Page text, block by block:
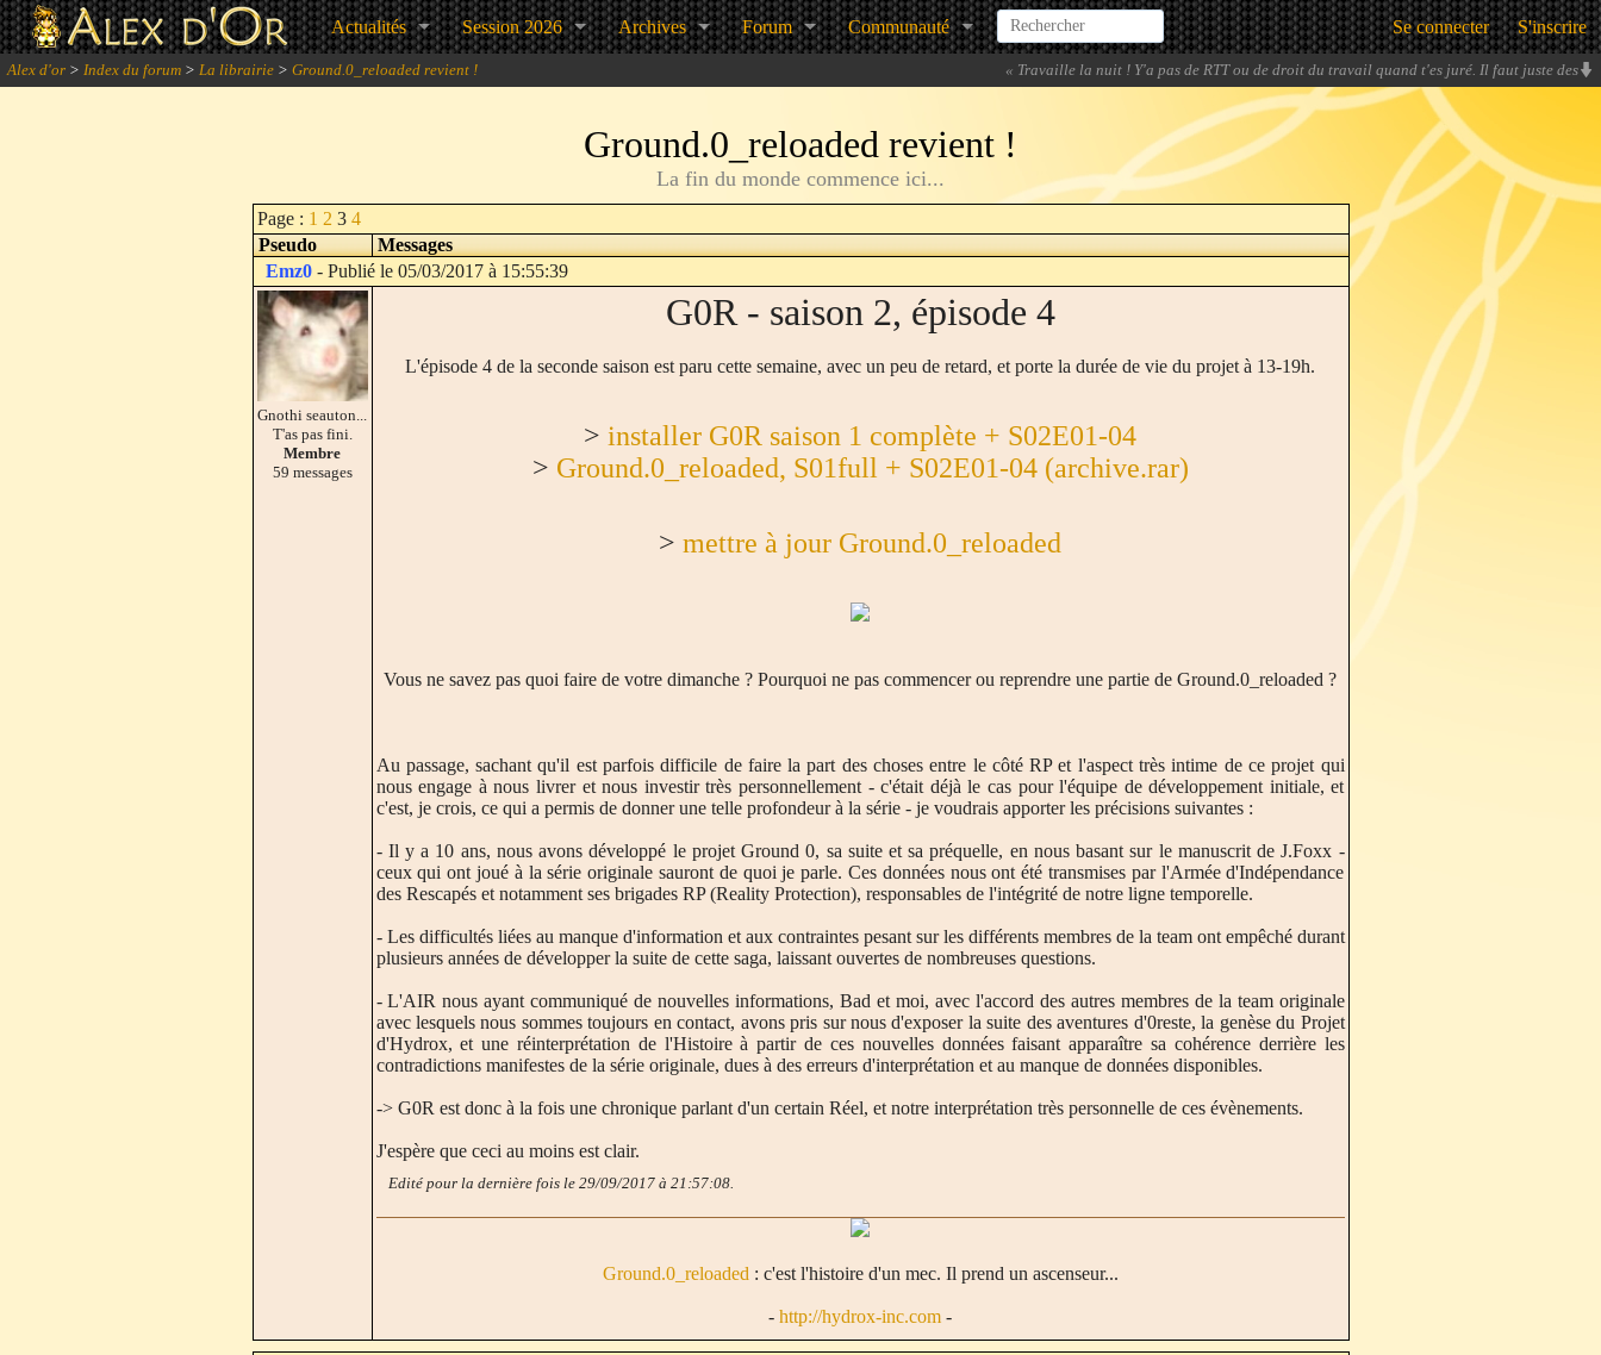
Actualités Session 2026 Archives Forum Communauté Se connecter S'inscrire
Alex d'or > Index du forum > La librairie > Ground.0_reloaded revient ! « Travaille la nuit ! Y'a pas de RTT ou de droit du travail quand t'es juré. Il faut juste des
tests, toujours des tests, encore des tests.» -Parkko
Ground.0_reloaded revient !
La fin du monde commence ici...
Page : 1 2 3 4
Pseudo
Messages
Emz0- Publié le 05/03/2017 à 15:55:39
Gnothi seauton...
T'as pas fini.
Membre
59 messages
G0R - saison 2, épisode 4
L'épisode 4 de la seconde saison est paru cette semaine, avec un peu de retard, et porte la durée de vie du projet à 13-19h.
> installer G0R saison 1 complète + S02E01-04
> Ground.0_reloaded, S01full + S02E01-04 (archive.rar)
> mettre à jour Ground.0_reloaded
Vous ne savez pas quoi faire de votre dimanche ? Pourquoi ne pas commencer ou reprendre une partie de Ground.0_reloaded ?
Au passage, sachant qu'il est parfois difficile de faire la part des choses entre le côté RP et l'aspect très intime de ce projet qui
nous engage à nous livrer et nous investir très personnellement - c'était déjà le cas pour l'équipe de développement initiale, et
c'est, je crois, ce qui a permis de donner une telle profondeur à la série - je voudrais apporter les précisions suivantes :
- Il y a 10 ans, nous avons développé le projet Ground 0, sa suite et sa préquelle, en nous basant sur le manuscrit de J.Foxx -
ceux qui ont joué à la série originale sauront de quoi je parle. Ces données nous ont été transmises par l'Armée d'Indépendance
des Rescapés et notamment ses brigades RP (Reality Protection), responsables de l'intégrité de notre ligne temporelle.
- Les difficultés liées au manque d'information et aux contraintes pesant sur les différents membres de la team ont empêché durant
plusieurs années de développer la suite de cette saga, laissant ouvertes de nombreuses questions.
- L'AIR nous ayant communiqué de nouvelles informations, Bad et moi, avec l'accord des autres membres de la team originale
avec lesquels nous sommes toujours en contact, avons pris sur nous d'exposer la suite des aventures d'0reste, la genèse du Projet
d'Hydrox, et une réinterprétation de l'Histoire à partir de ces nouvelles données faisant apparaître sa cohérence derrière les
contradictions manifestes de la série originale, dues à des erreurs d'interprétation et au manque de données disponibles.
-> G0R est donc à la fois une chronique parlant d'un certain Réel, et notre interprétation très personnelle de ces évènements.
J'espère que ceci au moins est clair.
Edité pour la dernière fois le 29/09/2017 à 21:57:08.
Ground.0_reloaded : c'est l'histoire d'un mec. Il prend un ascenseur...
- http://hydrox-inc.com -